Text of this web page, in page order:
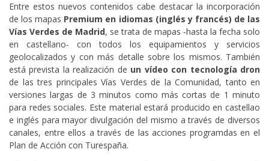
Entre estos nuevos contenidos cabe destacar la incorporación
de los mapas Premium en idiomas (inglés y francés) de las
Vías Verdes de Madrid, se trata de mapas -hasta la fecha solo
en castellano- con todos los equipamientos y servicios
geolocalizados y con más detalle sobre los mismos. También
está prevista la realización de un vídeo con tecnología dron
de las tres principales Vías Verdes de la Comunidad, tanto en
versiones largas de 3 minutos como más cortas de 1 minuto
para redes sociales. Este material estará producido en castellao
e inglés para mayor divulgación del mismo a través de diversos
canales, entre ellos a través de las acciones programdas en el
Plan de Acción con Turespaña.